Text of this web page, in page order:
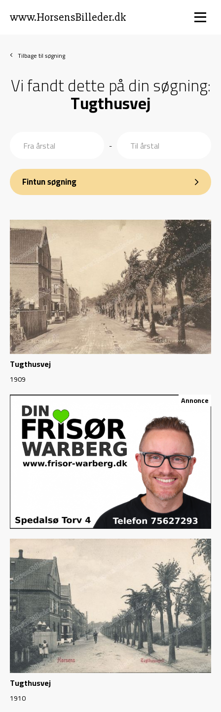
www.HorsensBilleder.dk
Tilbage til søgning
Vi fandt dette på din søgning:
Tugthusvej
-
Fintun søgning
Tugthusvej
1909
Annonce
Tugthusvej
1910